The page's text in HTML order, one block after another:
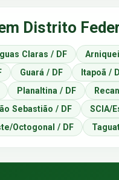
Distrito
Claras / DF
Guará / DF Itapoã /
Planaltina / DF
Sebastião / DF
SCIA/
Octogonal / DF